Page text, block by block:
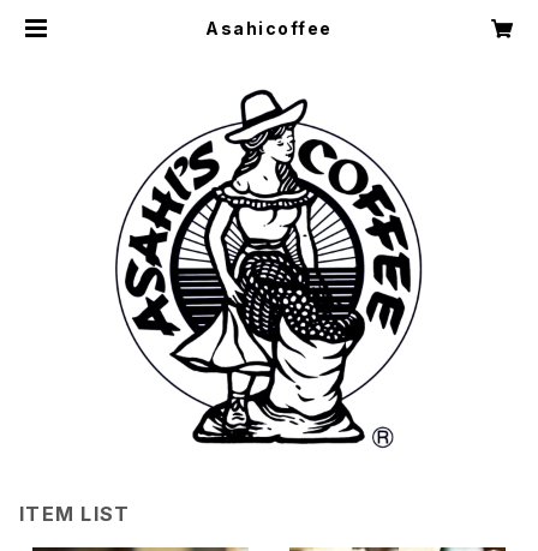
Asahicoffee
ITEM LIST